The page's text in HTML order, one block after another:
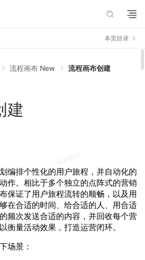
本页目录
流程画布 New 流程画布创建
建
编排个性化的用户旅程，并自动化的
作。相比于多个独立的点阵式的营销
保证了用户旅程流转的顺畅，以及用
在合适的时间、给合适的人、用合适
频次发送合适的内容，并回收每个营
衡量活动效果，打造运营闭环。
场景：